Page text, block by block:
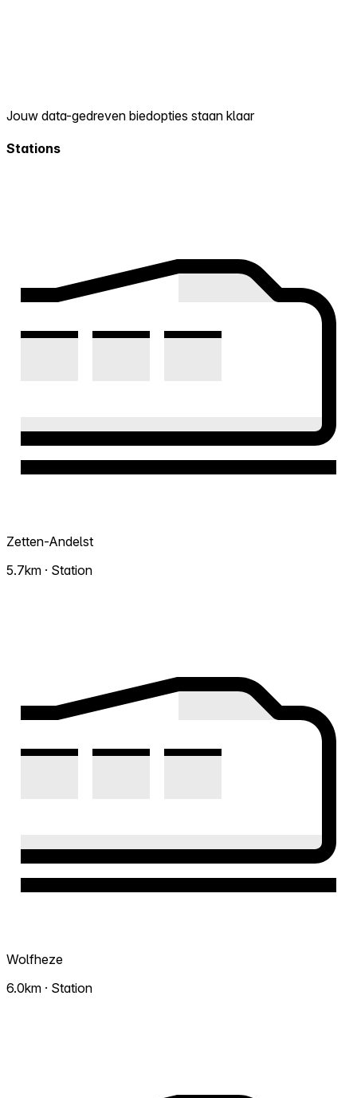
Jouw data-gedreven biedopties staan klaar
Stations
Zetten-Andelst
5.7km · Station
Wolfheze
6.0km · Station